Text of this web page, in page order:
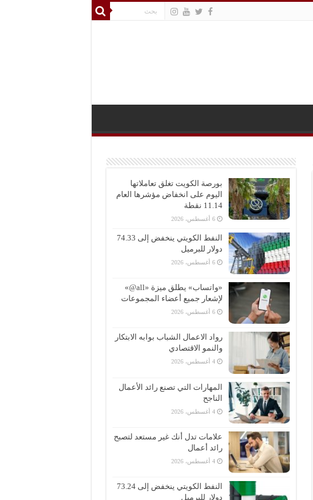
بورصة الكويت تغلق تعاملاتها
اليوم على انخفاض مؤشرها العام
11.14 نقطة
6 أغسطس، 2026
النفط الكويتي ينخفض إلى 74.33
دولار للبرميل
6 أغسطس، 2026
«واتساب» يطلق ميزة «all@»
لإشعار جميع أعضاء المجموعات
6 أغسطس، 2026
رواد الاعمال الشباب بوابه الابتكار
والنمو الاقتصادي
4 أغسطس، 2026
المهارات التي تصنع رائد الأعمال
الناجح
4 أغسطس، 2026
علامات تدل أنك غير مستعد لتصبح
رائد أعمال
4 أغسطس، 2026
النفط الكويتي ينخفض إلى 73.24
دولار للبرميل